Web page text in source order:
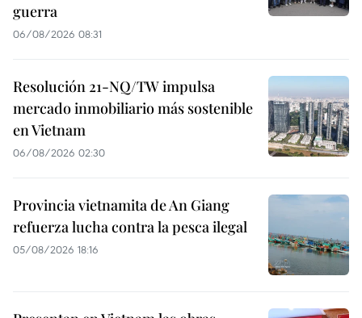
guerra
06/08/2026 08:31
Resolución 21-NQ/TW impulsa
mercado inmobiliario más sostenible
en Vietnam
06/08/2026 02:30
Provincia vietnamita de An Giang
refuerza lucha contra la pesca ilegal
05/08/2026 18:16